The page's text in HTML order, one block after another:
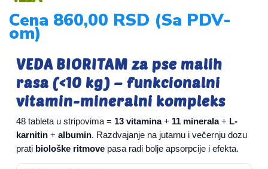
Cena 860,00 RSD (Sa PDV-
om)
VEDA BIORITAM za pse malih
rasa (<10 kg) – funkcionalni
vitamin-mineralni kompleks
48 tableta u stripovima = 13 vitamina+ 11 minerala+ L-
karnitin + albumin. Razdvajanje na jutarnu i večernju dozu
prati biološke ritmove pasa radi bolje apsorpcije i efekta.